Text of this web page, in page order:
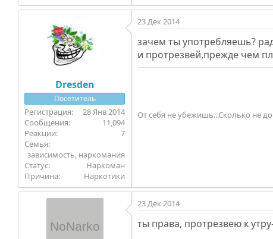
Dresden
Посетитель
28 Янв 2014
11,094
7
Семья
зависимость, наркомания
Статус
Наркоман
Причина
Наркотики
23 Дек 2014
зачем ты употребляешь?
и протрезвей,прежде чем
От себя не убежишь...Сколько не
23 Дек 2014
ты права, протрезвею к